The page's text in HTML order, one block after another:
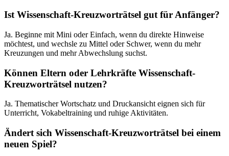
Ist Wissenschaft-Kreuzworträtsel gut für Anfänger?
Ja. Beginne mit Mini oder Einfach, wenn du direkte Hinweise
möchtest, und wechsle zu Mittel oder Schwer, wenn du mehr
Kreuzungen und mehr Abwechslung suchst.
Können Eltern oder Lehrkräfte Wissenschaft-
Kreuzworträtsel nutzen?
Ja. Thematischer Wortschatz und Druckansicht eignen sich für
Unterricht, Vokabeltraining und ruhige Aktivitäten.
Ändert sich Wissenschaft-Kreuzworträtsel bei einem
neuen Spiel?